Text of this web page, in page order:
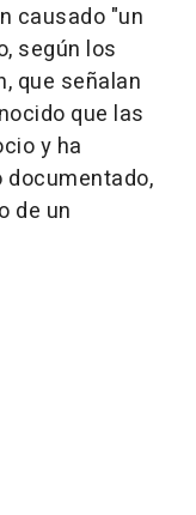
causado "un
según los
que señalan
que las
y ha
de un